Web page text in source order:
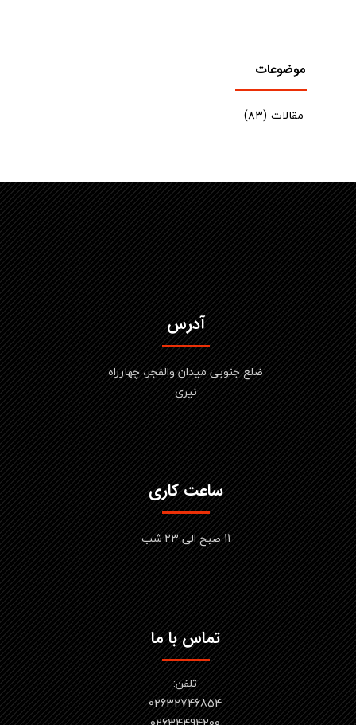
موضوعات
مقالات (۸۳)
آدرس
ضلع جنوبی میدان والفجر، چهارراه
نیری
ساعت کاری
11 صبح الی 23 شب
تماس با ما
تلفن:
02632746854